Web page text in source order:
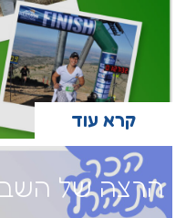
קרא עוד
הרצה של